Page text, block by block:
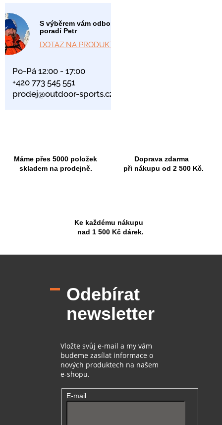
S výběrem vám odborně
poradí Petr
DOTAZ NA PRODUKT
Po-Pá 12:00 - 17:00
+420 773 545 551
prodej@outdoor-sports.cz
Máme přes 5000 položek
skladem na prodejně.
Doprava zdarma
při nákupu od 2 500 Kč.
Ke každému nákupu
nad 1 500 Kč dárek.
Odebírat
newsletter
Vložte svůj e-mail a my vám
budeme zasílat informace o
nových produktech na našem
e-shopu.
E-mail